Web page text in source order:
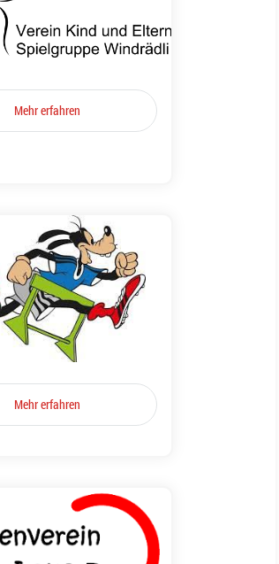
Mehr erfahren
Mehr erfahren